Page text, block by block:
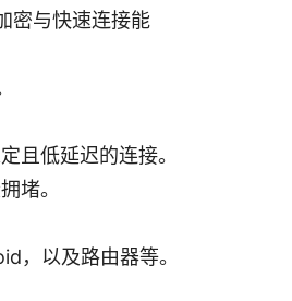
密与快速连接能
且低延迟的连接。
堵。
，以及路由器等。